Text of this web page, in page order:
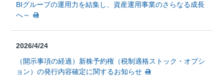
BIグループの運用力を結集し、資産運用事業のさらなる成長
へ～
2026/4/24
（開示事項の経過）新株予約権（税制適格ストック・オプシ
ョン）の発行内容確定に関するお知らせ